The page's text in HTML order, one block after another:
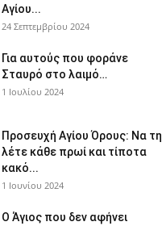
Αγίου...
24 Σεπτεμβρίου 2024
Για αυτούς που φοράνε
Σταυρό στο λαιμό…
1 Ιουλίου 2024
Προσευχή Αγίου Όρους: Να τη
λέτε κάθε πρωί και τίποτα
κακό...
1 Ιουνίου 2024
Ο Άγιος που δεν αφήνει